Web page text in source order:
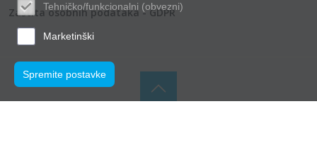
Zaštita osobnih podataka - GDPR
Tehničko/funkcionalni (obvezni)
Marketinški
Spremite postavke